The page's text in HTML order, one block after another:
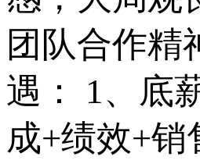
团队合作精
遇： 1、底
成+绩效+销